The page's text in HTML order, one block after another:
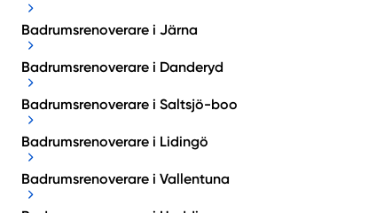
Badrumsrenoverare i Järna
Badrumsrenoverare i Danderyd
Badrumsrenoverare i Saltsjö-boo
Badrumsrenoverare i Lidingö
Badrumsrenoverare i Vallentuna